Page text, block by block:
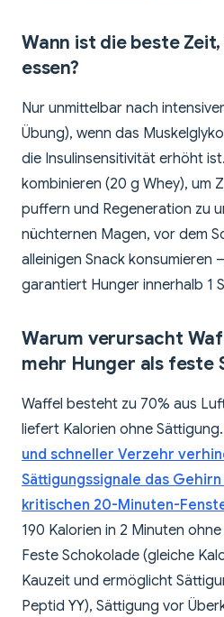
Wann ist die beste
essen?
Nur unmittelbar nach
Übung), wenn das
die Insulinsensitivität erhöht
kombinieren (20 g Whey), um
puffern und Regeneration zu
nüchternen Magen, vor dem
alleinigen Snack konsumieren
garantiert Hunger innerhalb 1
Warum verursacht
mehr Hunger als feste
Waffel besteht zu 70% aus
liefert Kalorien ohne Sättigung.
und schneller Verzehr
Sättigungssignale das
kritischen 20-Minuten-
190 Kalorien in 2 Minuten
Feste Schokolade (gleiche
Kauzeit und ermöglicht
Peptid YY), Sättigung vor